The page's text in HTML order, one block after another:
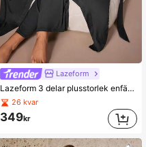
Lazeform
Lazeform 3 delar plusstorlek enfärgat linne, casualbyxor och knytbadrocksset för kvinnor
26 kvar
349kr